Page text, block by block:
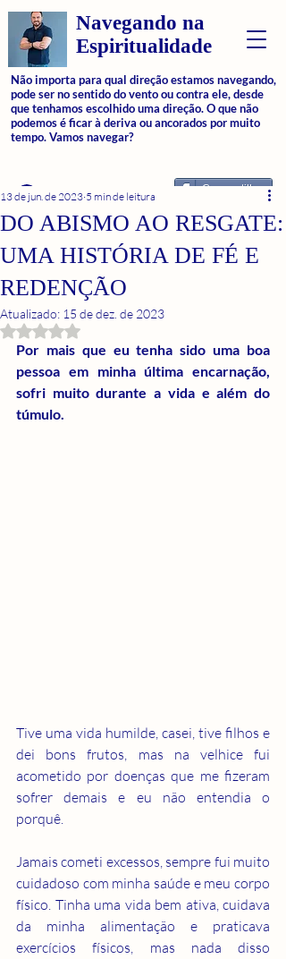
Navegando na
Espiritualidade
Não importa para qual direção estamos navegando,
pode ser no sentido do vento ou contra ele, desde
que tenhamos escolhido uma direção. O que não
podemos é ficar à deriva ou ancorados por muito
tempo. Vamos navegar?
Login Compartilhar
DO ABISMO AO RESGATE:
UMA HISTÓRIA DE FÉ E
REDENÇÃO
13 de jun. de 2023 5 min de leitura
Atualizado: 15 de dez. de 2023
Avaliado com NaN de 5 estrelas.
Por mais que eu tenha sido uma boa
pessoa em minha última encarnação,
sofri muito durante a vida e além do
túmulo.
Tive uma vida humilde, casei, tive filhos e
dei bons frutos, mas na velhice fui
acometido por doenças que me fizeram
sofrer demais e eu não entendia o
porquê.
Jamais cometi excessos, sempre fui muito
cuidadoso com minha saúde e meu corpo
físico. Tinha uma vida bem ativa, cuidava
da minha alimentação e praticava
exercícios físicos, mas nada disso